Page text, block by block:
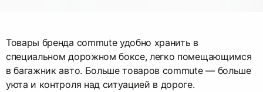
Товары бренда commute удобно хранить в
специальном дорожном боксе, легко помещающимся
в багажник авто. Больше товаров commute — больше
уюта и контроля над ситуацией в дороге.